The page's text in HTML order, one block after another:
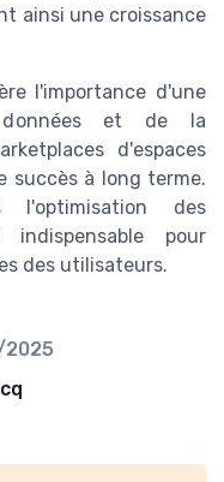
ainsi une croissance
l'importance d'une
données et de la
d'espaces
succès à long terme.
l'optimisation des
pour
des utilisateurs.